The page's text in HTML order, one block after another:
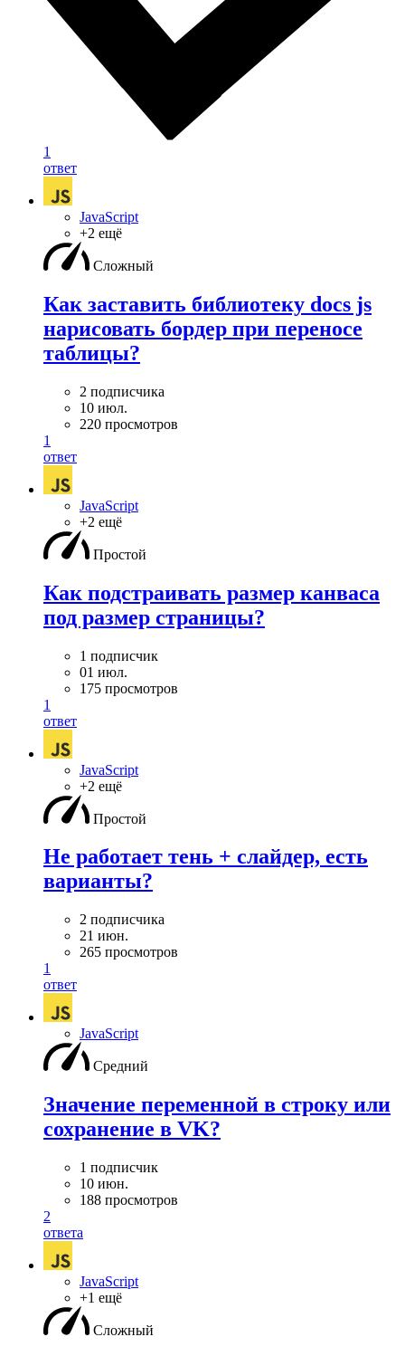
1
ответ
JavaScript
+2 ещё
Сложный
Как заставить библиотеку docs js
нарисовать бордер при переносе
таблицы?
2 подписчика
10 июл.
220 просмотров
1
ответ
JavaScript
+2 ещё
Простой
Как подстраивать размер канваса
под размер страницы?
1 подписчик
01 июл.
175 просмотров
1
ответ
JavaScript
+2 ещё
Простой
Не работает тень + слайдер, есть
варианты?
2 подписчика
21 июн.
265 просмотров
1
ответ
JavaScript
Средний
Значение переменной в строку или
сохранение в VK?
1 подписчик
10 июн.
188 просмотров
2
ответа
JavaScript
+1 ещё
Сложный